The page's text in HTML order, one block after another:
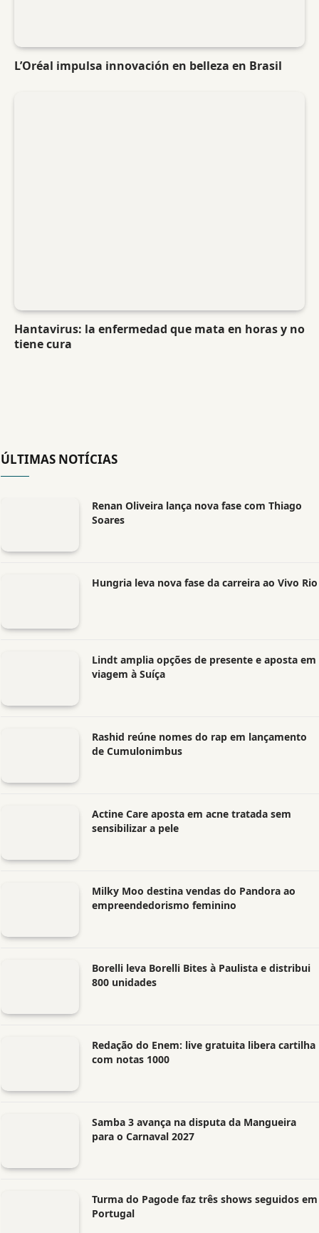
L’Oréal impulsa innovación en belleza en Brasil
Hantavirus: la enfermedad que mata en horas y no
tiene cura
ÚLTIMAS NOTÍCIAS
Renan Oliveira lança nova fase com Thiago
Soares
Hungria leva nova fase da carreira ao Vivo Rio
Lindt amplia opções de presente e aposta em
viagem à Suíça
Rashid reúne nomes do rap em lançamento
de Cumulonimbus
Actine Care aposta em acne tratada sem
sensibilizar a pele
Milky Moo destina vendas do Pandora ao
empreendedorismo feminino
Borelli leva Borelli Bites à Paulista e distribui
800 unidades
Redação do Enem: live gratuita libera cartilha
com notas 1000
Samba 3 avança na disputa da Mangueira
para o Carnaval 2027
Turma do Pagode faz três shows seguidos em
Portugal